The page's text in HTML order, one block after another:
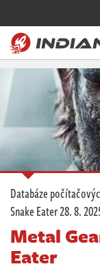
Magazín
Videa
Soutěže
Databáze
Komunita
Databáze
Snake Eater28. 8.
Metal
Eater